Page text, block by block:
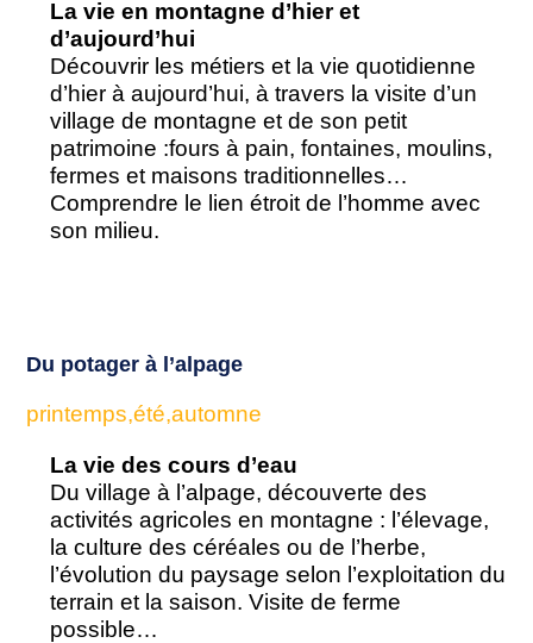
La vie en montagne d’hier et
d’aujourd’hui
Découvrir les métiers et la vie quotidienne
d’hier à aujourd’hui, à travers la visite d’un
village de montagne et de son petit
patrimoine :fours à pain, fontaines, moulins,
fermes et maisons traditionnelles…
Comprendre le lien étroit de l’homme avec
son milieu.
Du potager à l’alpage
printemps,été,automne
La vie des cours d’eau
Du village à l’alpage, découverte des
activités agricoles en montagne : l’élevage,
la culture des céréales ou de l’herbe,
l’évolution du paysage selon l’exploitation du
terrain et la saison. Visite de ferme
possible…